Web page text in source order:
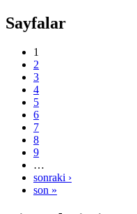
Sayfalar
1
2
3
4
5
6
7
8
9
…
sonraki ›
son »